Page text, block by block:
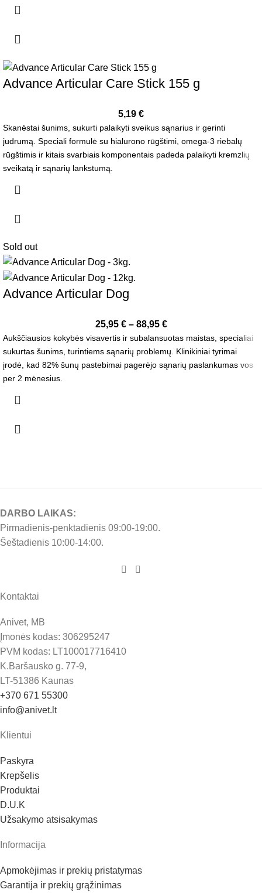
Advance Articular Care Stick 155 g
5,19 €
Skanėstai šunims, sukurti palaikyti sveikus sąnarius ir gerinti
judrumą. Speciali formulė su hialurono rūgštimi, omega-3 riebalų
rūgštimis ir kitais svarbiais komponentais padeda palaikyti kremzlių
sveikatą ir sąnarių lankstumą.
Sold out
Advance Articular Dog
25,95 € – 88,95 €
Aukščiausios kokybės visavertis ir subalansuotas maistas, specialiai
sukurtas šunims, turintiems sąnarių problemų. Klinikiniai tyrimai
įrodė, kad 82% šunų pastebimai pagerėjo sąnarių paslankumas vos
per 2 mėnesius.
DARBO LAIKAS:
Pirmadienis-penktadienis 09:00-19:00.
Šeštadienis 10:00-14:00.
Kontaktai
Anivet, MB
Įmonės kodas: 306295247
PVM kodas: LT100017716410
K.Baršausko g. 77-9,
LT-51386 Kaunas
+370 671 55300
info@anivet.lt
Klientui
Paskyra
Krepšelis
Produktai
D.U.K
Užsakymo atsisakymas
Informacija
Apmokėjimas ir prekių pristatymas
Garantija ir prekių grąžinimas